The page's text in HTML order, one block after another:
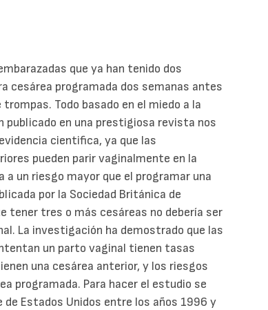
que ya han tenido dos
cesárea programada dos semanas antes
Todo basado en el miedo a la
publicado en una prestigiosa revista nos
cientifica, ya que las
pueden parir vaginalmente en la
a un riesgo mayor que el programar una
por la Sociedad Británica de
tener tres o más cesáreas no debería ser
La investigación ha demostrado que las
un parto vaginal tienen tasas
una cesárea anterior, y los riesgos
programada. Para hacer el estudio se
Estados Unidos entre los años 1996 y